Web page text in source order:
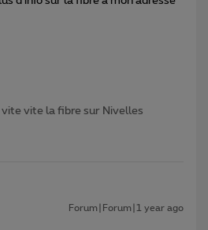
vite la fibre sur Nivelles
Forum|Forum|1 year ago